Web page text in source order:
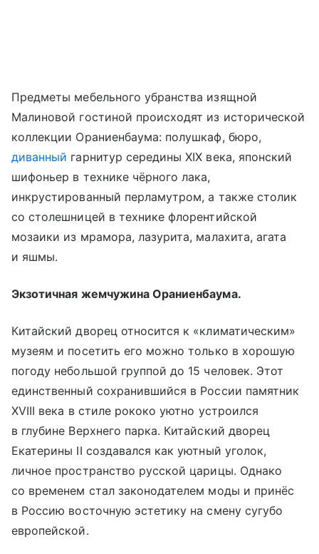
Предметы мебельного убранства изящной
Малиновой гостиной происходят из исторической
коллекции Ораниенбаума: полушкаф, бюро,
диванный гарнитур середины XIX века, японский
шифоньер в технике чёрного лака,
инкрустированный перламутром, а также столик
со столешницей в технике флорентийской
мозаики из мрамора, лазурита, малахита, агата
и яшмы.
Экзотичная жемчужина Ораниенбаума.
Китайский дворец относится к «климатическим»
музеям и посетить его можно только в хорошую
погоду небольшой группой до 15 человек. Этот
единственный сохранившийся в России памятник
XVIII века в стиле рококо уютно устроился
в глубине Верхнего парка. Китайский дворец
Екатерины II создавался как уютный уголок,
личное пространство русской царицы. Однако
со временем стал законодателем моды и принёс
в Россию восточную эстетику на смену сугубо
европейской.